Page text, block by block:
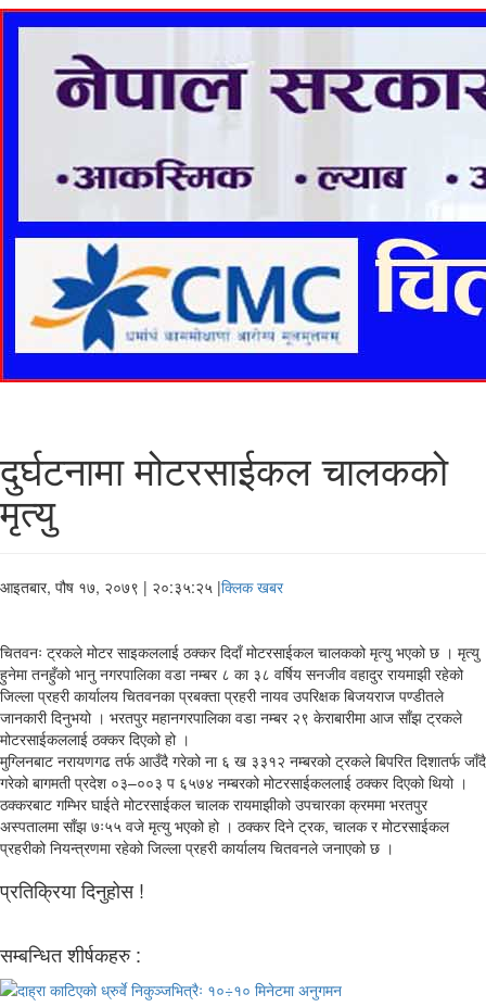
दुर्घटनामा मोटरसाईकल चालकको
मृत्यु
आइतबार, पौष १७, २०७९ | २०:३५:२५ |क्लिक खबर
चितवनः ट्रकले मोटर साइकललाई ठक्कर दिदाँ मोटरसाईकल चालकको मृत्यु भएको छ । मृत्यु
हुनेमा तनहुँको भानु नगरपालिका वडा नम्बर ८ का ३८ वर्षिय सनजीव वहादुर रायमाझी रहेको
जिल्ला प्रहरी कार्यालय चितवनका प्रबक्ता प्रहरी नायव उपरिक्षक बिजयराज पण्डीतले
जानकारी दिनुभयो । भरतपुर महानगरपालिका वडा नम्बर २९ केराबारीमा आज साँझ ट्रकले
मोटरसाईकललाई ठक्कर दिएको हो ।
मुग्लिनबाट नरायणगढ तर्फ आउँदै गरेको ना ६ ख ३३१२ नम्बरको ट्रकले बिपरित दिशातर्फ जाँदै
गरेको बागमती प्रदेश ०३–००३ प ६५७४ नम्बरको मोटरसाईकललाई ठक्कर दिएको थियो ।
ठक्करबाट गम्भिर घाईते मोटरसाईकल चालक रायमाझीको उपचारका क्रममा भरतपुर
अस्पतालमा साँझ ७ः५५ वजे मृत्यु भएको हो । ठक्कर दिने ट्रक, चालक र मोटरसाईकल
प्रहरीको नियन्त्रणमा रहेको जिल्ला प्रहरी कार्यालय चितवनले जनाएको छ ।
प्रतिक्रिया दिनुहोस !
सम्बन्धित शीर्षकहरु :